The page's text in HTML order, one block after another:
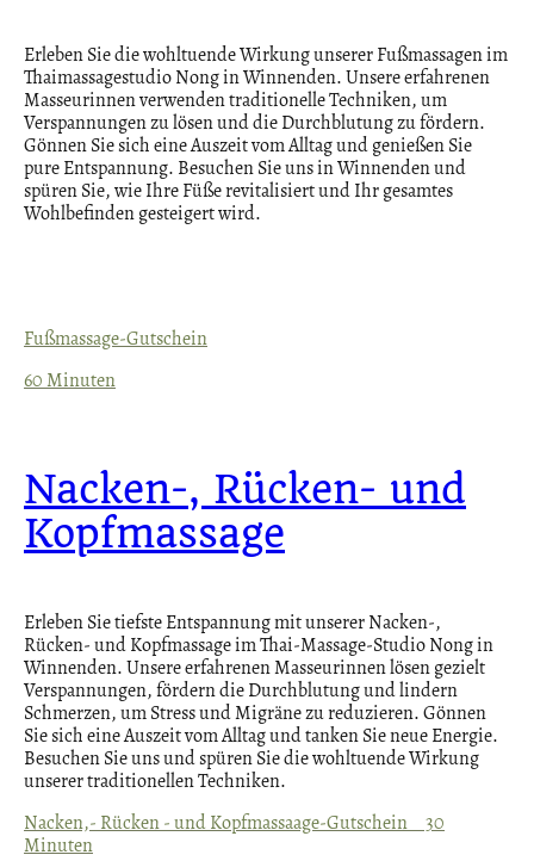
Erleben Sie die wohltuende Wirkung unserer Fußmassagen im
Thaimassagestudio Nong in Winnenden. Unsere erfahrenen
Masseurinnen verwenden traditionelle Techniken, um
Verspannungen zu lösen und die Durchblutung zu fördern.
Gönnen Sie sich eine Auszeit vom Alltag und genießen Sie
pure Entspannung. Besuchen Sie uns in Winnenden und
spüren Sie, wie Ihre Füße revitalisiert und Ihr gesamtes
Wohlbefinden gesteigert wird.
Fußmassage-Gutschein
60 Minuten
Nacken-, Rücken- und
Kopfmassage
Erleben Sie tiefste Entspannung mit unserer Nacken-,
Rücken- und Kopfmassage im Thai-Massage-Studio Nong in
Winnenden. Unsere erfahrenen Masseurinnen lösen gezielt
Verspannungen, fördern die Durchblutung und lindern
Schmerzen, um Stress und Migräne zu reduzieren. Gönnen
Sie sich eine Auszeit vom Alltag und tanken Sie neue Energie.
Besuchen Sie uns und spüren Sie die wohltuende Wirkung
unserer traditionellen Techniken.
Nacken,- Rücken - und Kopfmassaage-Gutschein 30
Minuten